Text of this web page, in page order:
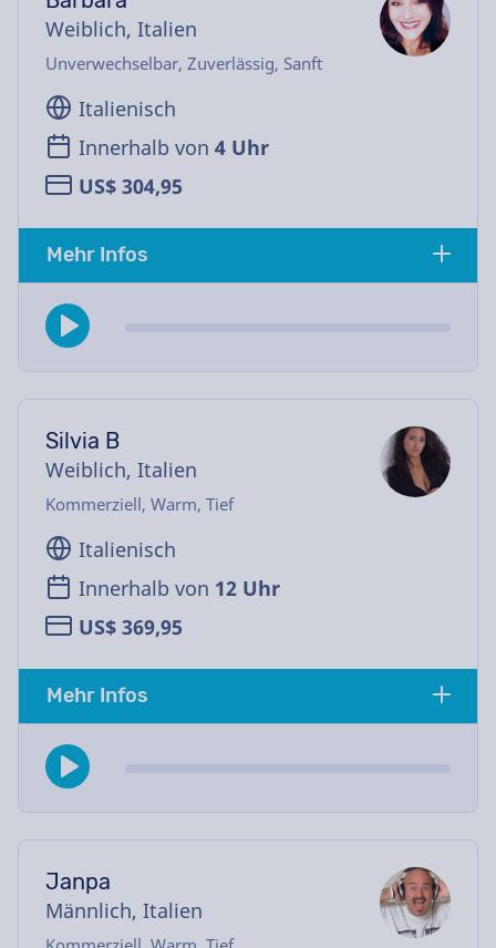
Weiblich, Italien
Unverwechselbar, Zuverlässig, Sanft
Italienisch
Innerhalb von 4 Uhr
US$ 304,95
Mehr Infos
Silvia B
Weiblich, Italien
Kommerziell, Warm, Tief
Italienisch
Innerhalb von 12 Uhr
US$ 369,95
Mehr Infos
Janpa
Männlich, Italien